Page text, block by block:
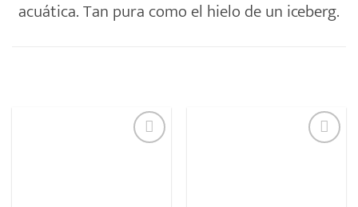
acuática. Tan pura como el hielo de un iceberg.